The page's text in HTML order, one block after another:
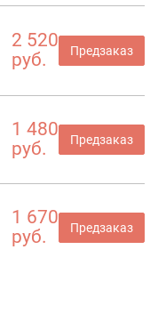
2 520
руб.
Предзаказ
1 480
руб.
Предзаказ
1 670
руб.
Предзаказ